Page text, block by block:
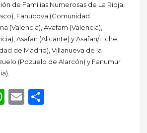
de Familias Numerosas de La Rioja,
Fanucova (Comunidad
(Valencia), Avafam (Valencia),
Asafan (Alicante) y Asafan/Elche,
de Madrid), Villanueva de la
(Pozuelo de Alarcón) y Fanumur
WhatsApp
Email